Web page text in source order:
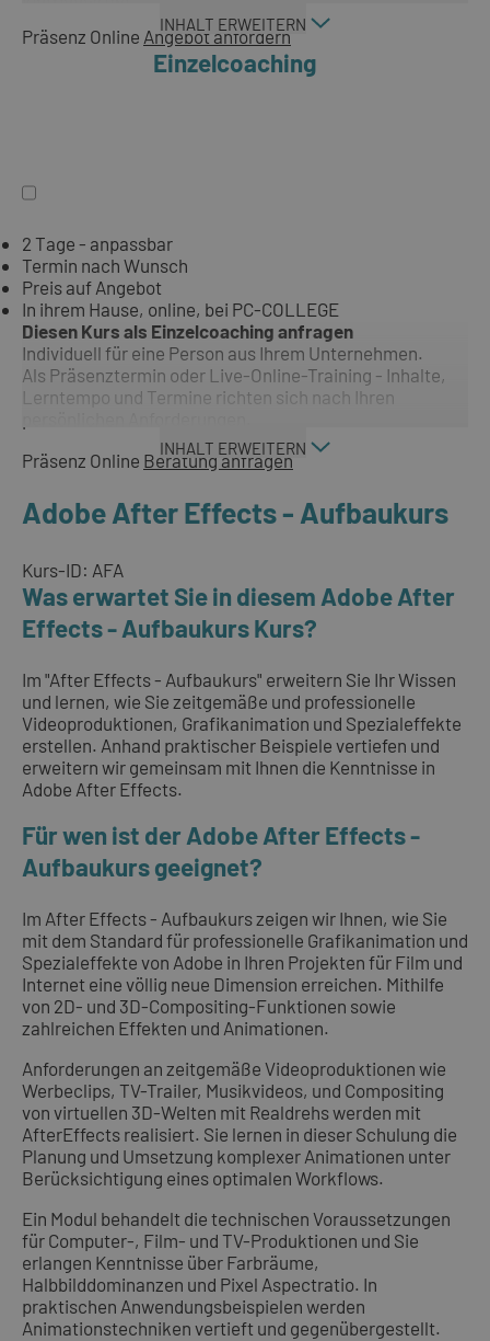
INHALT ERWEITERN
Präsenz Online Angebot anfordern
Einzelcoaching
2 Tage - anpassbar
Termin nach Wunsch
Preis auf Angebot
In ihrem Hause, online, bei PC-COLLEGE
Diesen Kurs als Einzelcoaching anfragen
Individuell für eine Person aus Ihrem Unternehmen.
Als Präsenztermin oder Live-Online-Training - Inhalte,
Lerntempo und Termine richten sich nach Ihren
INHALT ERWEITERN
Präsenz Online Beratung anfragen
Adobe After Effects - Aufbaukurs
Kurs-ID: AFA
Was erwartet Sie in diesem Adobe After
Effects - Aufbaukurs Kurs?
Im "After Effects - Aufbaukurs" erweitern Sie Ihr Wissen
und lernen, wie Sie zeitgemäße und professionelle
Videoproduktionen, Grafikanimation und Spezialeffekte
erstellen. Anhand praktischer Beispiele vertiefen und
erweitern wir gemeinsam mit Ihnen die Kenntnisse in
Adobe After Effects.
Für wen ist der Adobe After Effects -
Aufbaukurs geeignet?
Im After Effects - Aufbaukurs zeigen wir Ihnen, wie Sie
mit dem Standard für professionelle Grafikanimation und
Spezialeffekte von Adobe in Ihren Projekten für Film und
Internet eine völlig neue Dimension erreichen. Mithilfe
von 2D- und 3D-Compositing-Funktionen sowie
zahlreichen Effekten und Animationen.
Anforderungen an zeitgemäße Videoproduktionen wie
Werbeclips, TV-Trailer, Musikvideos, und Compositing
von virtuellen 3D-Welten mit Realdrehs werden mit
AfterEffects realisiert. Sie lernen in dieser Schulung die
Planung und Umsetzung komplexer Animationen unter
Berücksichtigung eines optimalen Workflows.
Ein Modul behandelt die technischen Voraussetzungen
für Computer-, Film- und TV-Produktionen und Sie
erlangen Kenntnisse über Farbräume,
Halbbilddominanzen und Pixel Aspectratio. In
praktischen Anwendungsbeispielen werden
Animationstechniken vertieft und gegenübergestellt.